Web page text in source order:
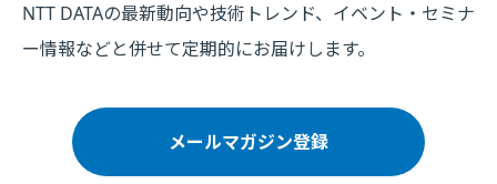
NTT DATAの最新動向や技術トレンド、イベント・セミナ
ー情報などと併せて定期的にお届けします。
メールマガジン登録